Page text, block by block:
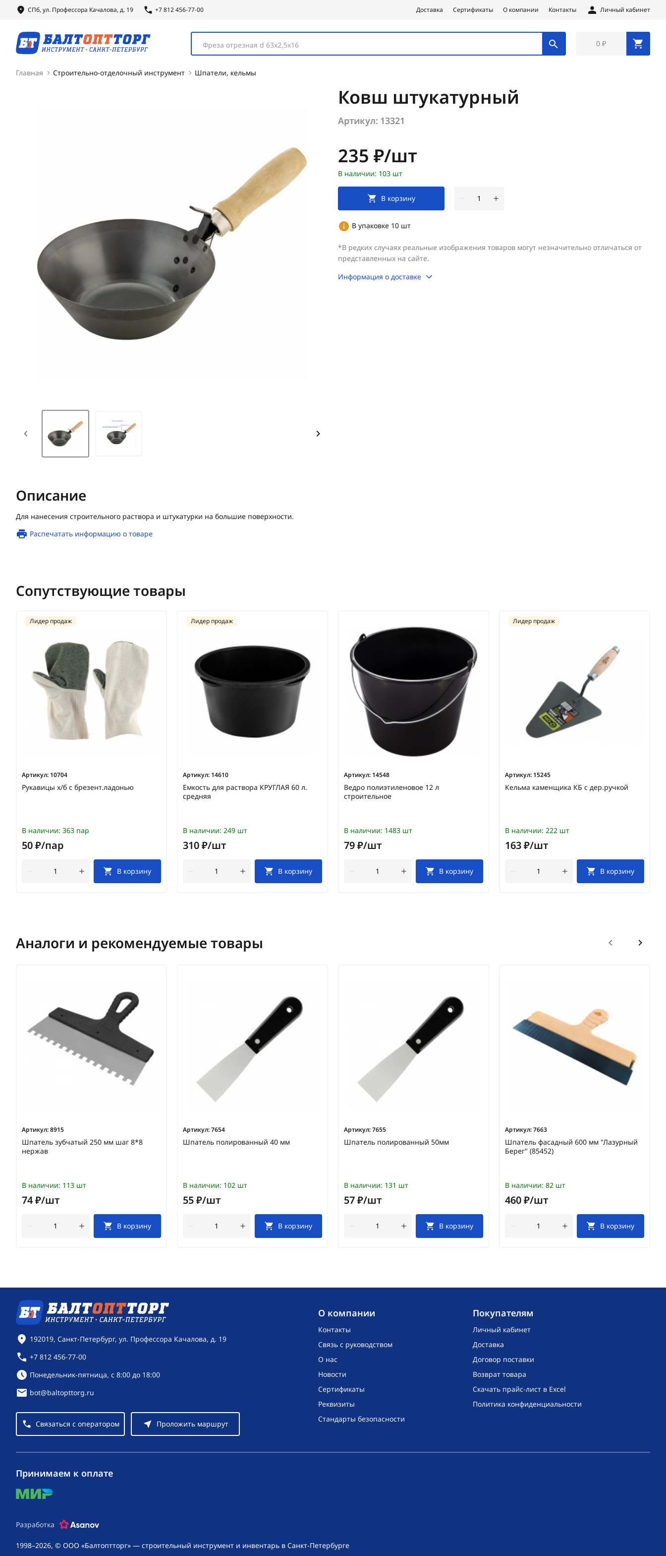
СПб, ул. Профессора Качалова, д. 19 +7 812 456-77-00 Доставка Сертификаты О компании Контакты Личный кабинет
Фреза отрезная d 63х2,5х16 0 ₽
Главная Строительно-отделочный инструмент Шпатели, кельмы
Ковш штукатурный
Артикул: 13321
Цена:
235 ₽/шт
В наличии: 103 шт
В корзину
В упаковке 10 шт
*В редких случаях реальные изображения товаров могут незначительно отличаться от
представленных на сайте.
Информация о доставке
Описание
Для нанесения строительного раствора и штукатурки на большие поверхности.
Распечатать информацию о товаре
Сопутствующие товары
Артикул: 10704
Рукавицы х/б с брезент.ладонью
Лидер продаж
В наличии: 363 пар
50 ₽/пар
В корзину
Артикул: 14610
Емкость для раствора КРУГЛАЯ 60 л.
средняя
Лидер продаж
В наличии: 249 шт
310 ₽/шт
В корзину
Артикул: 14548
Ведро полиэтиленовое 12 л
строительное
В наличии: 1483 шт
79 ₽/шт
В корзину
Артикул: 15245
Кельма каменщика КБ с дер.ручкой
Лидер продаж
В наличии: 222 шт
163 ₽/шт
В корзину
Аналоги и рекомендуемые товары
Артикул:8915
Шпатель зубчатый 250 мм шаг 8*8
нержав
В наличии: 113 шт
74 ₽/шт
В корзину
Артикул:7654
Шпатель полированный 40 мм
В наличии: 102 шт
55 ₽/шт
В корзину
Артикул:7655
Шпатель полированный 50мм
В наличии: 131 шт
57 ₽/шт
В корзину
Артикул:7663
Шпатель фасадный 600 мм "Лазурный
Берег" (85452)
В наличии: 82 шт
460 ₽/шт
В корзину
O компании
Контакты
Связь с руководством
О нас
Новости
Сертификаты
Реквизиты
Стандарты безопасности
Покупателям
Личный кабинет
Доставка
Договор поставки
Возврат товара
Скачать прайс-лист в Excel
Политика конфиденциальности
Контактная информация
192019, Санкт-Петербург, ул. Профессора Качалова, д. 19
+7 812 456-77-00
Режим работы:
Понедельник-пятница, с 8:00 до 18:00
bot@baltopttorg.ru
Связаться с оператором Проложить маршрут
1998–2026, © ООО «Балтоптторг» — строительный инструмент и инвентарь в Санкт-Петербурге
Принимаем к оплате
mir
Разработка